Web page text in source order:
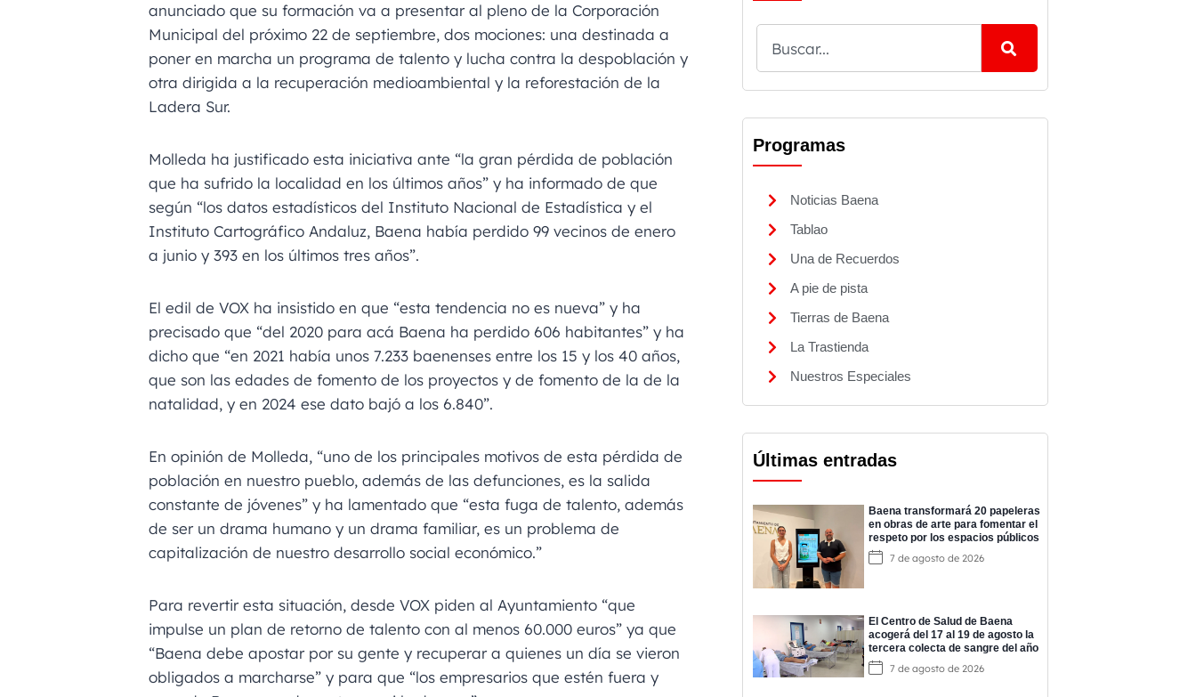
anunciado que su formación va a presentar al pleno de la Corporación
Municipal del próximo 22 de septiembre, dos mociones: una destinada a
poner en marcha un programa de talento y lucha contra la despoblación y
otra dirigida a la recuperación medioambiental y la reforestación de la
Ladera Sur.
Molleda ha justificado esta iniciativa ante “la gran pérdida de población
que ha sufrido la localidad en los últimos años” y ha informado de que
según “los datos estadísticos del Instituto Nacional de Estadística y el
Instituto Cartográfico Andaluz, Baena había perdido 99 vecinos de enero
a junio y 393 en los últimos tres años”.
El edil de VOX ha insistido en que “esta tendencia no es nueva” y ha
precisado que “del 2020 para acá Baena ha perdido 606 habitantes” y ha
dicho que “en 2021 había unos 7.233 baenenses entre los 15 y los 40 años,
que son las edades de fomento de los proyectos y de fomento de la de la
natalidad, y en 2024 ese dato bajó a los 6.840”.
En opinión de Molleda, “uno de los principales motivos de esta pérdida de
población en nuestro pueblo, además de las defunciones, es la salida
constante de jóvenes” y ha lamentado que “esta fuga de talento, además
de ser un drama humano y un drama familiar, es un problema de
capitalización de nuestro desarrollo social económico.”
Para revertir esta situación, desde VOX piden al Ayuntamiento “que
impulse un plan de retorno de talento con al menos 60.000 euros” ya que
“Baena debe apostar por su gente y recuperar a quienes un día se vieron
obligados a marcharse” y para que “los empresarios que estén fuera y
Programas
Noticias Baena
Tablao
Una de Recuerdos
A pie de pista
Tierras de Baena
La Trastienda
Nuestros Especiales
Últimas entradas
Baena transformará 20 papeleras
en obras de arte para fomentar el
respeto por los espacios públicos
7 de agosto de 2026
El Centro de Salud de Baena
acogerá del 17 al 19 de agosto la
tercera colecta de sangre del año
7 de agosto de 2026